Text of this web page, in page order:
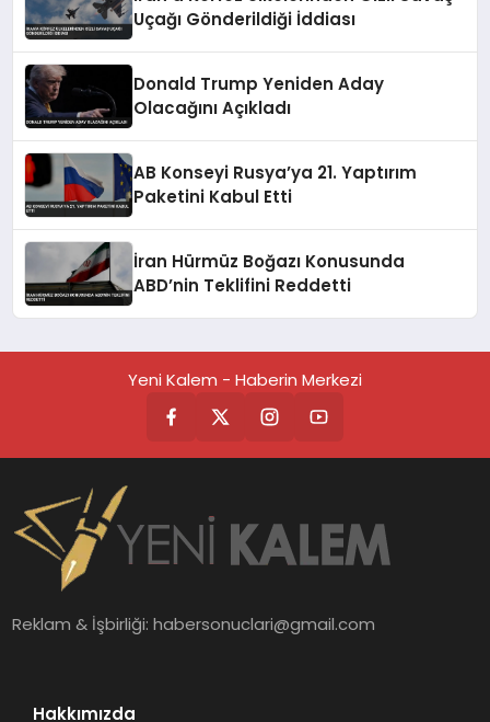
Uçağı Gönderildiği İddiası
Donald Trump Yeniden Aday
Olacağını Açıkladı
AB Konseyi Rusya’ya 21. Yaptırım
Paketini Kabul Etti
İran Hürmüz Boğazı Konusunda
ABD’nin Teklifini Reddetti
Yeni Kalem - Haberin Merkezi
Reklam & İşbirliği:habersonuclari@gmail.com
Hakkımızda